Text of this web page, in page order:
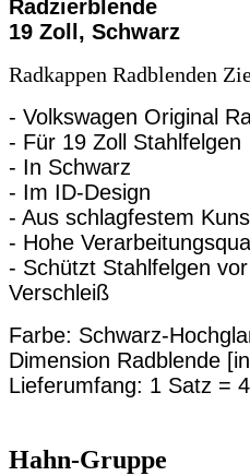
Radzierblende
19 Zoll, Schwarz
Radkappen Radblenden
- Volkswagen Original
- Für 19 Zoll Stahlfelgen
- In Schwarz
- Im ID-Design
- Aus schlagfestem
- Hohe
- Schützt Stahlfelgen
Verschleiß
Farbe: Schwarz-
Dimension Radblende
Lieferumfang: 1 Satz =
Hahn-Gruppe